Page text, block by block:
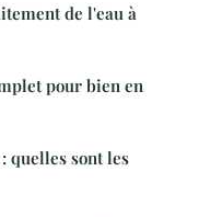
de l'eau à
pour bien en
quelles sont les